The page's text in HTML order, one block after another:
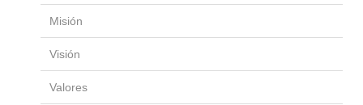
Misión
Visión
Valores